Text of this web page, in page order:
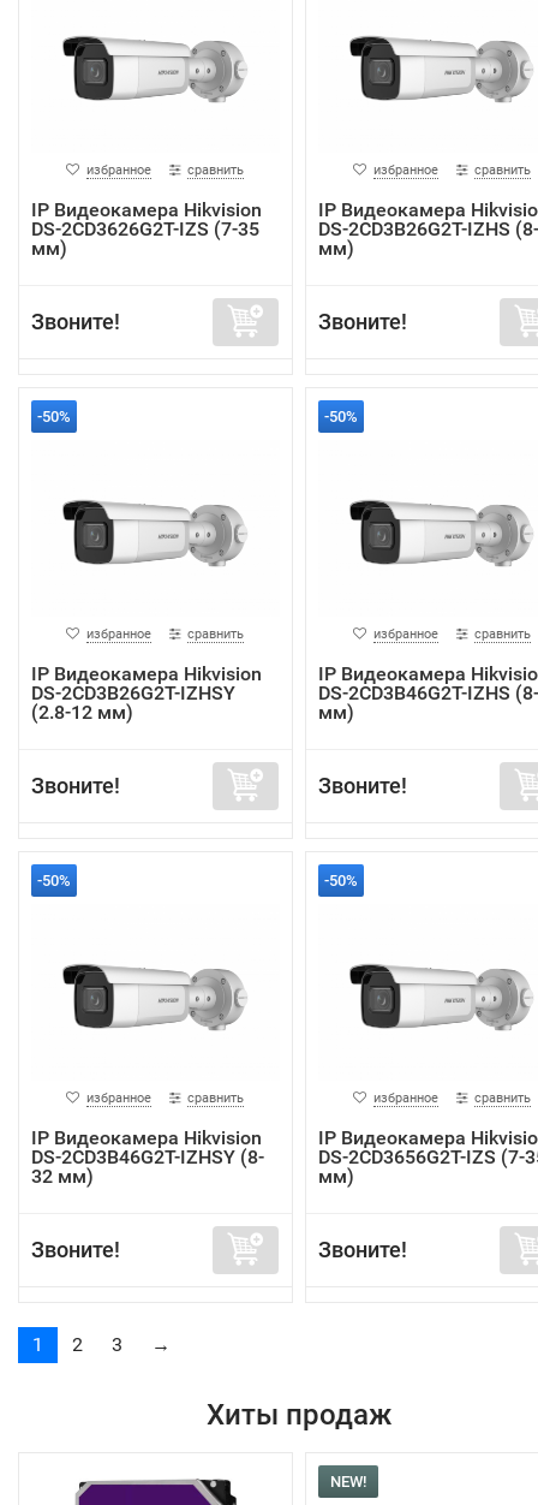
избранное сравнить
IP Видеокамера Hikvision
DS-2CD3626G2T-IZS (7-35
мм)
Звоните!
избранное сравнить
IP Видеокамера
DS-2CD3B26G2T-IZHS
мм)
Звоните!
-50%
избранное сравнить
IP Видеокамера Hikvision
DS-2CD3B26G2T-IZHSY
(2.8-12 мм)
Звоните!
-50%
избранное сравнить
IP Видеокамера
DS-2CD3B46G2T-IZHS
мм)
Звоните!
-50%
избранное сравнить
IP Видеокамера Hikvision
DS-2CD3B46G2T-IZHSY (8-
32 мм)
Звоните!
-50%
избранное сравнить
IP Видеокамера
DS-2CD3656G2T-IZS (7-
мм)
Звоните!
1 2 3 →
Хиты продаж
NEW!